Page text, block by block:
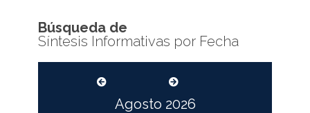
Búsqueda de
Síntesis Informativas por Fecha
Agosto 2026